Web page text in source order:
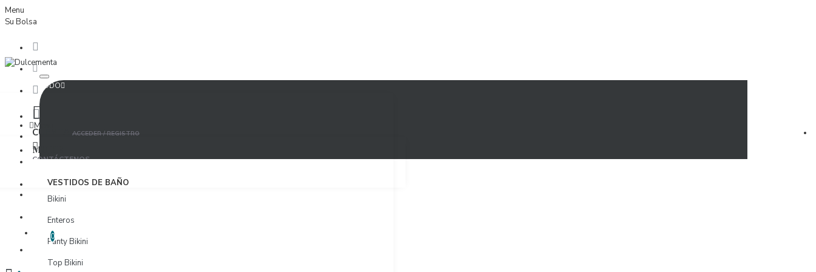
Menu
Su Bolsa
CONTÁCTENOS
TODO
CUENTA ACCEDER / REGISTRO
LISTA DE DESEOS
0
Menu
MUJER
VESTIDOS DE BAÑO
Bikini
Enteros
Panty Bikini
Top Bikini
ACCEDER
PROVEEDORES